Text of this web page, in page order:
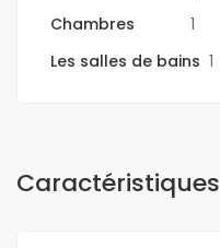
Chambres
1
Les salles de bains 1
Caractéristiques